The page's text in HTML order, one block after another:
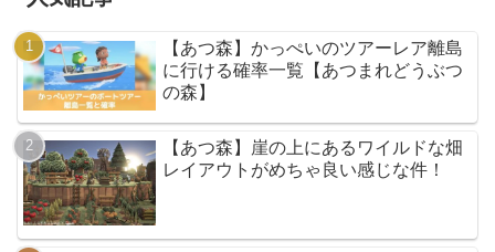
【あつ森】かっぺいのツアーレア離島
に行ける確率一覧【あつまれどうぶつ
の森】
【あつ森】崖の上にあるワイルドな畑
レイアウトがめちゃ良い感じな件！